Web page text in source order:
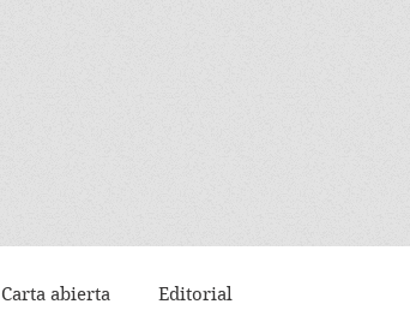
Carta abierta Editorial